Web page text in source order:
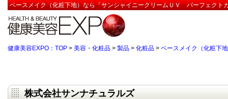
ベースメイク（化粧下地）なら「サンシャイニークリームＵＶ パーフェクト
健康美容EXPO：TOP > 美容・化粧品 > 製品 > 化粧品 > ベースメイク（化粧下
株式会社サンナチュラルズ